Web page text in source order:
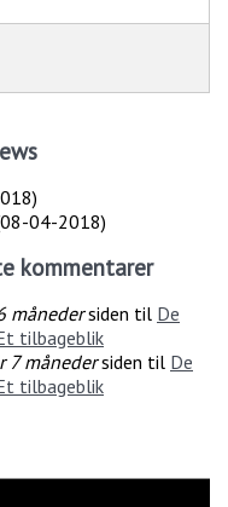
)
08-04-2018)
kommentarer
månedersiden til De
tilbageblik
7 månedersiden til De
tilbageblik